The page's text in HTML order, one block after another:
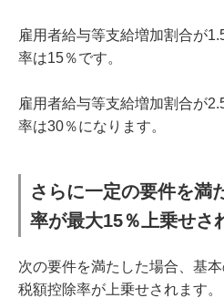
雇用者給与等支給増加割合が
率は15％です。
雇用者給与等支給増加割合が
率は30％になります。
さらに一定の要件を満
率が最大15％上乗せさ
次の要件を満たした場合、基
税額控除率が上乗せされます。